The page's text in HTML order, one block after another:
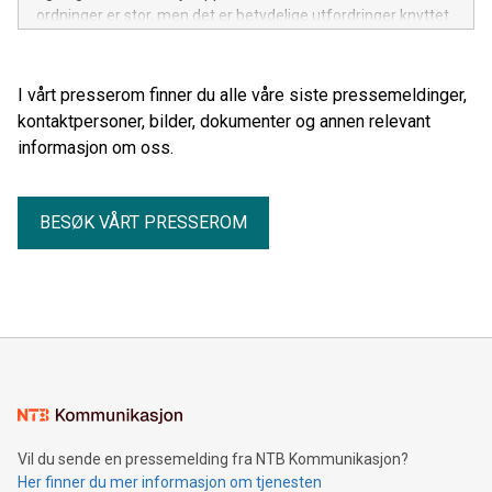
ordninger er stor, men det er betydelige utfordringer knyttet
I vårt presserom finner du alle våre siste pressemeldinger,
kontaktpersoner, bilder, dokumenter og annen relevant
informasjon om oss.
BESØK VÅRT PRESSEROM
Vil du sende en pressemelding fra NTB Kommunikasjon?
Her finner du mer informasjon om tjenesten